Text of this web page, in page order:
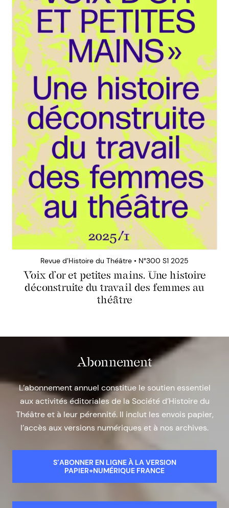
Revue d’Histoire du Théâtre • N°300 S1 2025
Voix d’or et petites mains. Une histoire
déconstruite du travail des femmes au
théâtre
Abonnement
L’abonnement annuel constitue le soutien essentiel
aux activités éditoriales de la Société d’Histoire du
Théâtre et à leur pérennité. Il inclut les envois papier,
l’accès aux versions numériques et à nos archives.
S’ABONNER EN LIGNE À LA VERSION
PAPIER+NUMÉRIQUE FRANCE